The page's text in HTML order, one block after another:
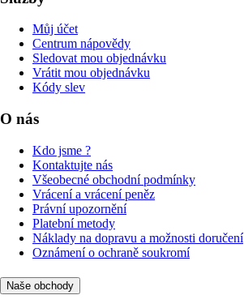
Můj účet
Centrum nápovědy
Sledovat mou objednávku
Vrátit mou objednávku
Kódy slev
O nás
Kdo jsme ?
Kontaktujte nás
Všeobecné obchodní podmínky
Vrácení a vrácení peněz
Právní upozornění
Platební metody
Náklady na dopravu a možnosti doručení
Oznámení o ochraně soukromí
Naše obchody